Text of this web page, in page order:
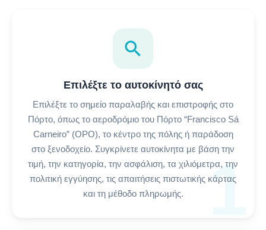
1
search
Επιλέξτε το αυτοκίνητό σας
Επιλέξτε το σημείο παραλαβής και επιστροφής στο
Πόρτο, όπως το αεροδρόμιο του Πόρτο “Francisco Sá
Carneiro” (OPO), το κέντρο της πόλης ή παράδοση
στο ξενοδοχείο. Συγκρίνετε αυτοκίνητα με βάση την
τιμή, την κατηγορία, την ασφάλιση, τα χιλιόμετρα, την
πολιτική εγγύησης, τις απαιτήσεις πιστωτικής κάρτας
και τη μέθοδο πληρωμής.